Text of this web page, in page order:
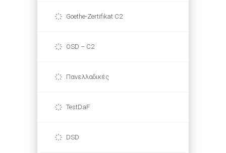
Goethe-Zertifikat C2
ÖSD – C2
Πανελλαδικές
TestDaF
DSD